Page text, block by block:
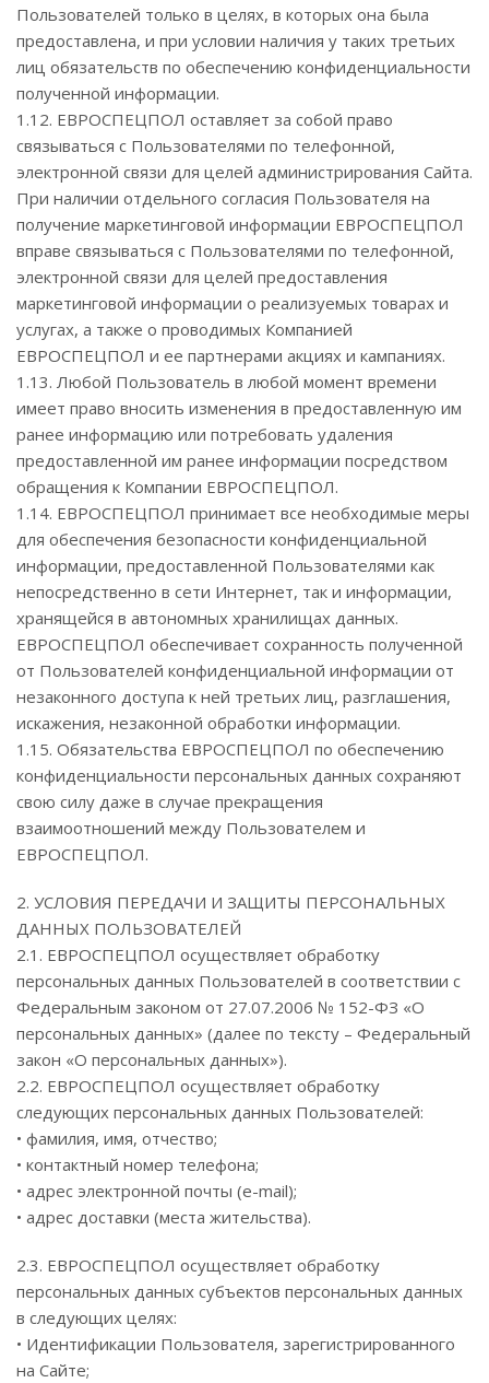
Пользователей только в целях, в которых она была
предоставлена, и при условии наличия у таких третьих
лиц обязательств по обеспечению конфиденциальности
полученной информации.
1.12. ЕВРОСПЕЦПОЛ оставляет за собой право
связываться с Пользователями по телефонной,
электронной связи для целей администрирования Сайта.
При наличии отдельного согласия Пользователя на
получение маркетинговой информации ЕВРОСПЕЦПОЛ
вправе связываться с Пользователями по телефонной,
электронной связи для целей предоставления
маркетинговой информации о реализуемых товарах и
услугах, а также о проводимых Компанией
ЕВРОСПЕЦПОЛ и ее партнерами акциях и кампаниях.
1.13. Любой Пользователь в любой момент времени
имеет право вносить изменения в предоставленную им
ранее информацию или потребовать удаления
предоставленной им ранее информации посредством
обращения к Компании ЕВРОСПЕЦПОЛ.
1.14. ЕВРОСПЕЦПОЛ принимает все необходимые меры
для обеспечения безопасности конфиденциальной
информации, предоставленной Пользователями как
непосредственно в сети Интернет, так и информации,
хранящейся в автономных хранилищах данных.
ЕВРОСПЕЦПОЛ обеспечивает сохранность полученной
от Пользователей конфиденциальной информации от
незаконного доступа к ней третьих лиц, разглашения,
искажения, незаконной обработки информации.
1.15. Обязательства ЕВРОСПЕЦПОЛ по обеспечению
конфиденциальности персональных данных сохраняют
свою силу даже в случае прекращения
взаимоотношений между Пользователем и
ЕВРОСПЕЦПОЛ.
2. УСЛОВИЯ ПЕРЕДАЧИ И ЗАЩИТЫ ПЕРСОНАЛЬНЫХ
ДАННЫХ ПОЛЬЗОВАТЕЛЕЙ
2.1. ЕВРОСПЕЦПОЛ осуществляет обработку
персональных данных Пользователей в соответствии с
Федеральным законом от 27.07.2006 № 152-ФЗ «О
персональных данных» (далее по тексту – Федеральный
закон «О персональных данных»).
2.2. ЕВРОСПЕЦПОЛ осуществляет обработку
следующих персональных данных Пользователей:
• фамилия, имя, отчество;
• контактный номер телефона;
• адрес электронной почты (e-mail);
• адрес доставки (места жительства).
2.3. ЕВРОСПЕЦПОЛ осуществляет обработку
персональных данных субъектов персональных данных
в следующих целях:
• Идентификации Пользователя, зарегистрированного
на Сайте;